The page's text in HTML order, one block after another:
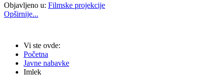
Objavljeno u: Filmske projekcije
Opširnije...
Vi ste ovde:
Početna
Javne nabavke
Imlek